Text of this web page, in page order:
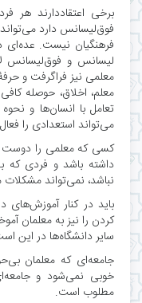
برخی اعتقاددارند هر
فوق‌لیسانس دارد
فرهنگیان نیست. عده‌ای
لیسانس و فوق‌لیسانس
معلمی نیز فراگرفت و
معلم، اخلاق، حوصله
تعامل با انسان‌ها و
می‌تواند استعدادی را
کسی که معلمی را دوست
داشته باشد و فردی که
نباشد، نمی‌تواند
باید در کنار
کردن را نیز به معلمان
سایر دانشگاه‌ها در این
جامعه‌ای که معلمان
خوبی نمی‌شود و
مطلوب است.